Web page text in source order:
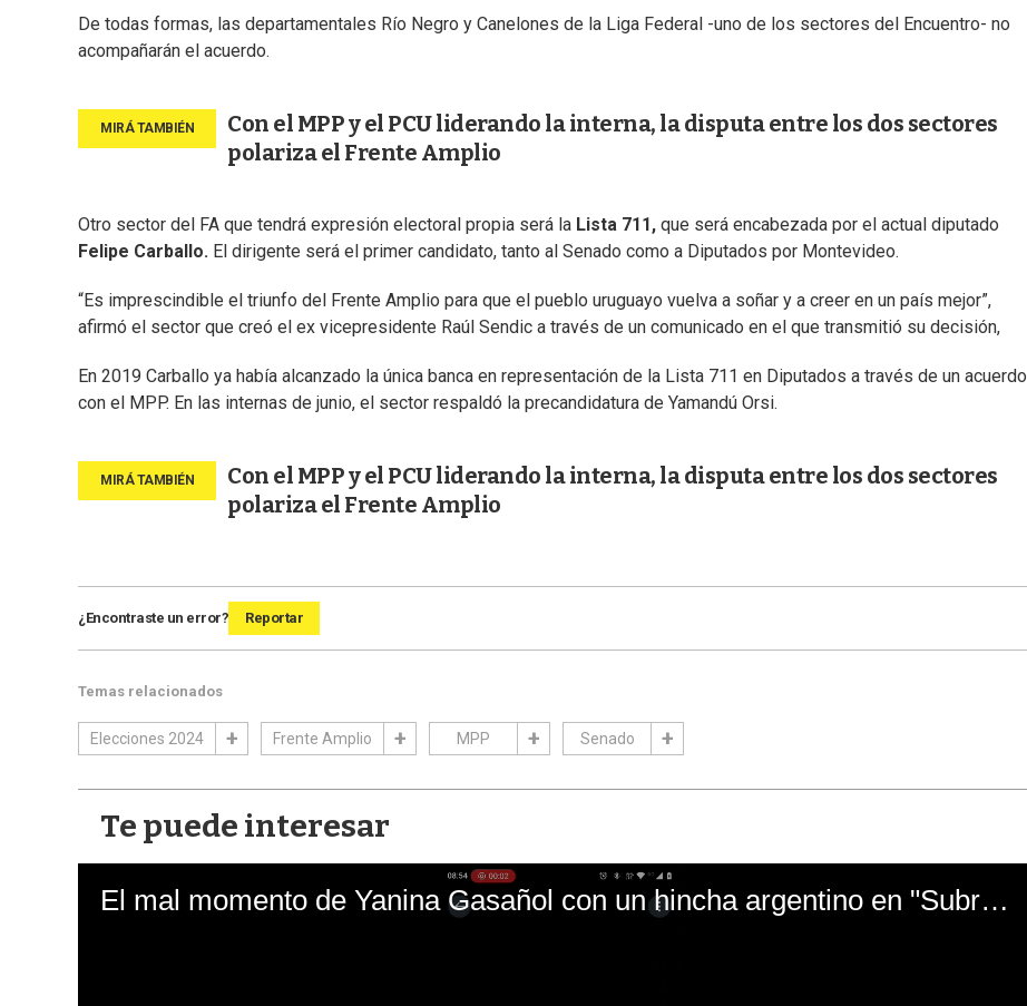
De todas formas, las departamentales Río Negro y Canelones de la Liga Federal -uno de los sectores del Encuentro- no
acompañarán el acuerdo.
Con el MPP y el PCU liderando la interna, la disputa entre los dos sectores
polariza el Frente Amplio
Otro sector del FA que tendrá expresión electoral propia será la Lista 711, que será encabezada por el actual diputado
Felipe Carballo. El dirigente será el primer candidato, tanto al Senado como a Diputados por Montevideo.
“Es imprescindible el triunfo del Frente Amplio para que el pueblo uruguayo vuelva a soñar y a creer en un país mejor”,
afirmó el sector que creó el ex vicepresidente Raúl Sendic a través de un comunicado en el que transmitió su decisión,
En 2019 Carballo ya había alcanzado la única banca en representación de la Lista 711 en Diputados a través de un acuerdo
con el MPP. En las internas de junio, el sector respaldó la precandidatura de Yamandú Orsi.
Con el MPP y el PCU liderando la interna, la disputa entre los dos sectores
polariza el Frente Amplio
¿Encontraste un error? Reportar
Temas relacionados
Elecciones 2024 Frente Amplio MPP Senado
Te puede interesar
El mal momento de Yanina Gasañol con un hincha argentino en "Subrayado"